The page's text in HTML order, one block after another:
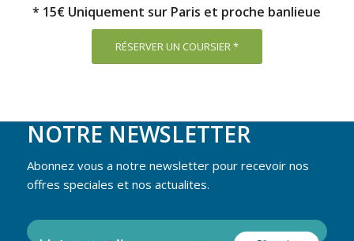
* 15€ Uniquement sur Paris et proche banlieue
RÉSERVER UN COURSIER *
NOTRE NEWSLETTER
Abonnez vous a notre newsletter pour recevoir nos
offres speciales et nos actualites.